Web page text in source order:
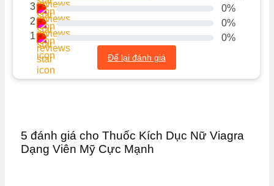
3
0%
2
0%
1
0%
Để lại đánh giá
5 đánh giá cho Thuốc Kích Dục Nữ Viagra
Dạng Viên Mỹ Cực Mạnh